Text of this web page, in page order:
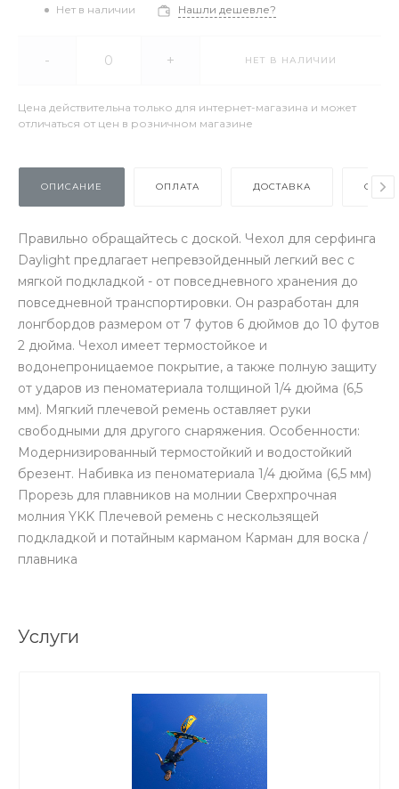
Нет в наличии Нашли дешевле?
- + НЕТ В НАЛИЧИИ
Цена действительна только для интернет-магазина и может
отличаться от цен в розничном магазине
ОПИСАНИЕ ОПЛАТА ДОСТАВКА
Правильно обращайтесь с доской. Чехол для серфинга
Daylight предлагает непревзойденный легкий вес с
мягкой подкладкой - от повседневного хранения до
повседневной транспортировки. Он разработан для
лонгбордов размером от 7 футов 6 дюймов до 10 футов
2 дюйма. Чехол имеет термостойкое и
водонепроницаемое покрытие, а также полную защиту
от ударов из пеноматериала толщиной 1/4 дюйма (6,5
мм). Мягкий плечевой ремень оставляет руки
свободными для другого снаряжения. Особенности:
Модернизированный термостойкий и водостойкий
брезент. Набивка из пеноматериала 1/4 дюйма (6,5 мм)
Прорезь для плавников на молнии Сверхпрочная
молния YKK Плечевой ремень с нескользящей
подкладкой и потайным карманом Карман для воска /
плавника
Услуги